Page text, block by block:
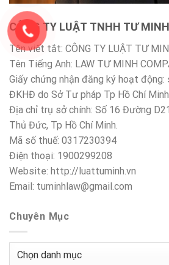
CÔNG TY LUẬT TNHH TƯ MINH
Tên viết tắt: CÔNG TY LUẬT TƯ
Tên Tiếng Anh: LAW TƯ MINH
Giấy chứng nhận đăng ký hoạt
ĐKHĐ do Sở Tư pháp Tp Hồ Chí
Địa chỉ trụ sở chính: Số 16 Đường
Thủ Đức, Tp Hồ Chí Minh.
Mã số thuế: 0317230394
Điện thoại: 1900299208
Website: http://luattuminh.vn
Email: tuminhlaw@gmail.com
Chuyên Mục
Chuyên